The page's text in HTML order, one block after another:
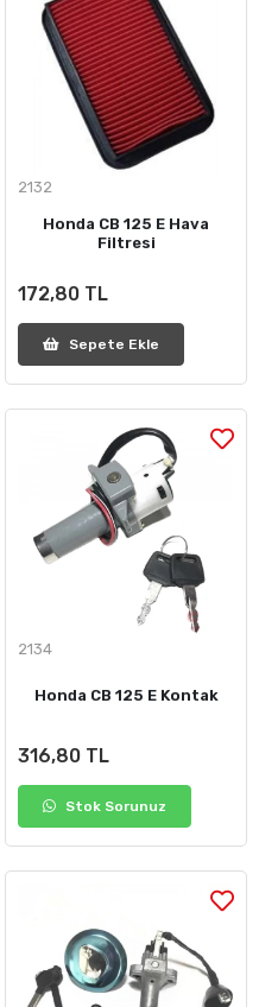
2132
Honda CB 125 E Hava
Filtresi
172,80 TL
Sepete Ekle
2134
Honda CB 125 E Kontak
316,80 TL
Stok Sorunuz